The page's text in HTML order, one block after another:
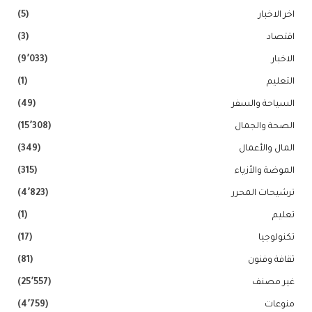
اخر الاخبار (5)
اقتصاد (3)
الاخبار (9٬033)
التعليم (1)
السياحة والسفر (49)
الصحة والجمال (15٬308)
المال والأعمال (349)
الموضة والأزياء (315)
ترشيحات المحرر (4٬823)
تعليم (1)
تكنولوجيا (17)
ثقافة وفنون (81)
غير مصنف (25٬557)
منوعات (4٬759)